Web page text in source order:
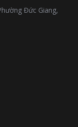
Đức Giang,